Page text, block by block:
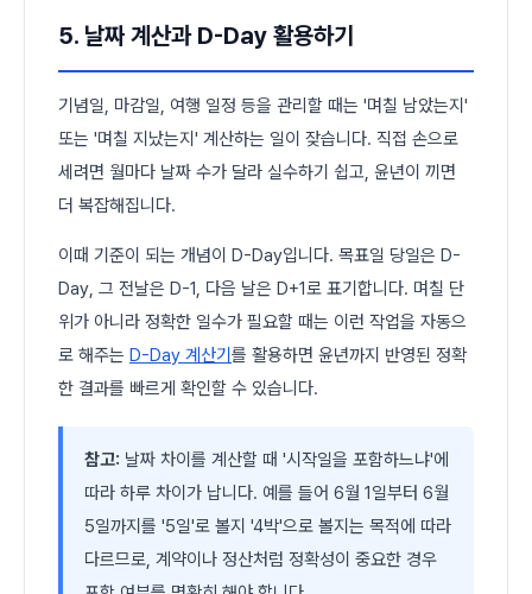
5. 날짜 계산과 D-Day 활용하기
기념일, 마감일, 여행 일정 등을 관리할 때는 '며칠 남았는지'
또는 '며칠 지났는지' 계산하는 일이 잦습니다. 직접 손으로
세려면 월마다 날짜 수가 달라 실수하기 쉽고, 윤년이 끼면
더 복잡해집니다.
이때 기준이 되는 개념이 D-Day입니다. 목표일 당일은 D-
Day, 그 전날은 D-1, 다음 날은 D+1로 표기합니다. 며칠 단
위가 아니라 정확한 일수가 필요할 때는 이런 작업을 자동으
로 해주는 D-Day 계산기 를 활용하면 윤년까지 반영된 정확
한 결과를 빠르게 확인할 수 있습니다.
참고: 날짜 차이를 계산할 때 '시작일을 포함하느냐'에
따라 하루 차이가 납니다. 예를 들어 6월 1일부터 6월
5일까지를 '5일'로 볼지 '4박'으로 볼지는 목적에 따라
다르므로, 계약이나 정산처럼 정확성이 중요한 경우